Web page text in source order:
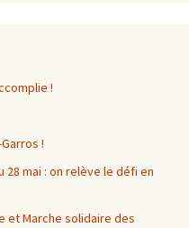
!
!
28 mai : on relève le défi en
et Marche solidaire des